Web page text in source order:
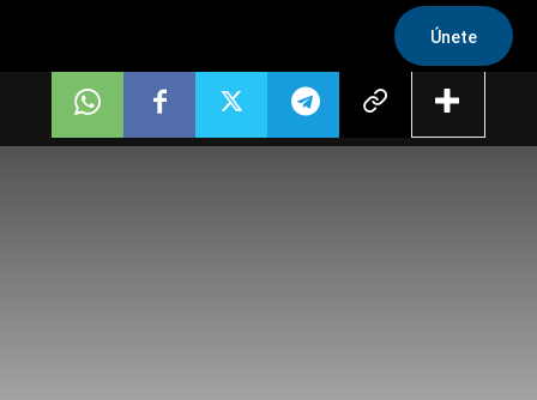
Únete